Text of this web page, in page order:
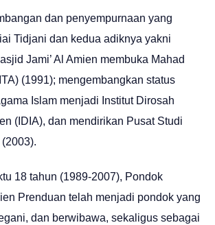
dan penyempurnaan yang
Tidjani dan kedua adiknya yakni
Jami’ Al Amien membuka Mahad
(1991); mengembangkan status
Islam menjadi Institut Dirosah
(IDIA), dan mendirikan Pusat Studi
18 tahun (1989-2007), Pondok
Prenduan telah menjadi pondok yang
dan berwibawa, sekaligus sebagai